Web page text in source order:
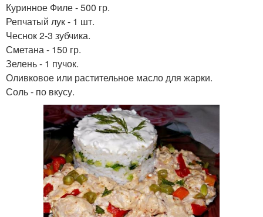
Куринное Филе - 500 гр.
Репчатый лук - 1 шт.
Чеснок 2-3 зубчика.
Сметана - 150 гр.
Зелень - 1 пучок.
Оливковое или растительное масло для жарки.
Соль - по вкусу.